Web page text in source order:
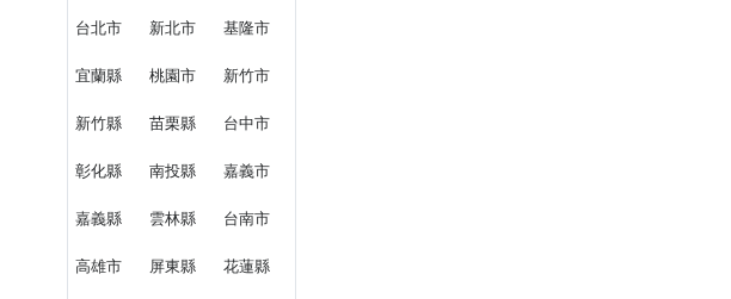
台北市 新北市 基隆市
宜蘭縣 桃園市 新竹市
新竹縣 苗栗縣 台中市
彰化縣 南投縣 嘉義市
嘉義縣 雲林縣 台南市
高雄市 屏東縣 花蓮縣